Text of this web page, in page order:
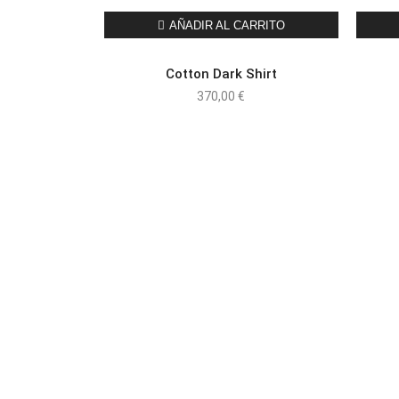
AÑADIR AL CARRITO
Cotton Dark Shirt
370,00€